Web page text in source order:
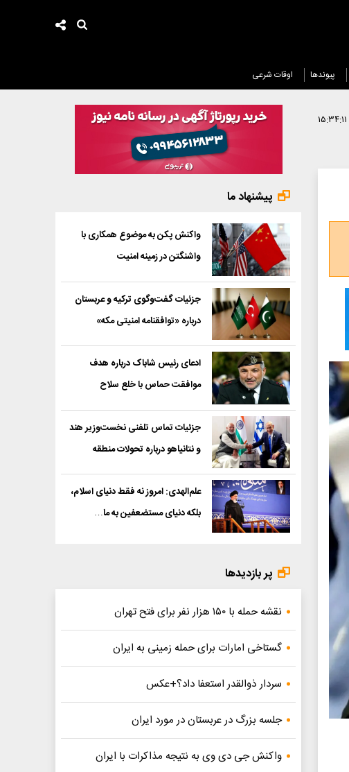
پیوندها اوقات شرعی
پیشنهاد ما
واکنش پکن به موضوع همکاری با
واشنگتن در زمینه امنیت
جزئیات گفت‌وگوی ترکیه و عربستان
درباره «توافقنامه امنیتی مکه»
ادعای رئیس شاباک درباره هدف
موافقت حماس با خلع سلاح
جزئیات تماس تلفنی نخست‌وزیر هند
و نتانیاهو درباره تحولات منطقه
علم‌الهدی: امروز نه فقط دنیای اسلام،
بلکه دنیای مستضعفین به ما…
پر بازدیدها
نقشه حمله با ۱۵۰ هزار نفر برای فتح تهران
گستاخی امارات برای حمله زمینی به ایران
سردار ذوالقدر استعفا داد؟+عکس
جلسه بزرگ در عربستان در مورد ایران
واکنش جی دی وی به نتیجه مذاکرات با ایران